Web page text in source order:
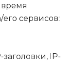
сервисов:
IP-